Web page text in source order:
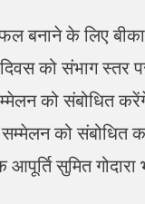
बनाने के लिए
को संभाग स्तर
को संबोधित
को संबोधित
सुमित